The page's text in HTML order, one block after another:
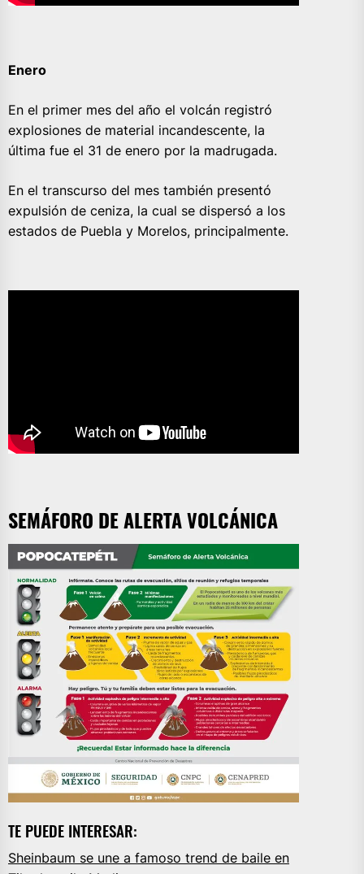
Enero
En el primer mes del año el volcán registró
explosiones de material incandescente, la
última fue el 31 de enero por la madrugada.
En el transcurso del mes también presentó
expulsión de ceniza, la cual se dispersó a los
estados de Puebla y Morelos, principalmente.
SEMÁFORO DE ALERTA VOLCÁNICA
TE PUEDE INTERESAR:
Sheinbaum se une a famoso trend de baile en